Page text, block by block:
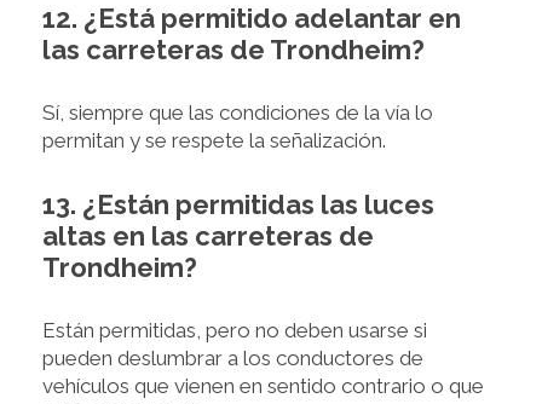
12. ¿Está permitido adelantar en
las carreteras de Trondheim?
Sí, siempre que las condiciones de la vía lo
permitan y se respete la señalización.
13. ¿Están permitidas las luces
altas en las carreteras de
Trondheim?
Están permitidas, pero no deben usarse si
pueden deslumbrar a los conductores de
vehículos que vienen en sentido contrario o que